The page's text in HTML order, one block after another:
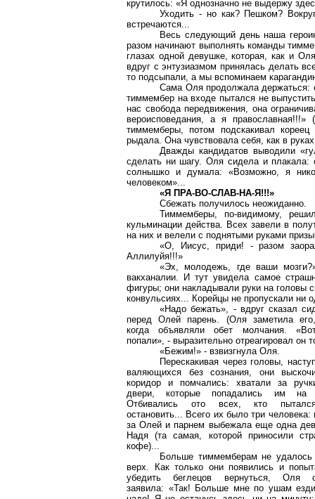
крутилось: «Я однозначно не выдержу
Уходить - но как? Пешком?
встречаются...
Весь следующий день наша
разом начинают выполнять команды
глазах одной девушке, которая, как и
вдруг с энтузиазмом принялась делать
то подсыпали, а мы вспоминаем
Сама Оля продолжала держаться:
тиммембер на входе пытался не
нас свобода передвижения, она
вероисповедания, а я
тиммемберы, потом подскакивал
рыдала. Она чувствовала себя, как в
Дважды кандидатов выводили
сделать ни шагу. Оля сидела и плакала:
солнышко и думала: «Возможно, я
человеком»...
«Я ПРА-ВО-СЛАВ-НА-Я!!!»
Сбежать получилось неожиданно.
Тиммемберы, по-видимому,
кульминации действа. Всех завели в
на них и велели с поднятыми руками
«О, Иисус, приди! - разом
Аллилуйя!!!»
«Эх, молодежь, где ваши
вакханалии. И тут увидела самое
фигуры; они накладывали руки на головы
конвульсиях... Корейцы не пропускали ни
«Надо бежать», - вдруг сказал
перед Олей парень. (Оля заметила
когда объявляли обет молчания.
попали», - выразительно отреагировал он
«Бежим!» - взвизгнула Оля.
Перескакивая через головы,
валяющихся без сознания, они
коридор и помчались: хватали за
двери, которые попадались им на
Отбивались ото всех, кто
остановить... Всего их было три человека:
за Олей и парнем выбежала еще одна
Надя (та самая, которой приносили
кофе)...
Больше тиммемберам не удалось
верх. Как только они появились и
убедить беглецов вернуться, Оля
заявила: «Так! Больше мне по ушам